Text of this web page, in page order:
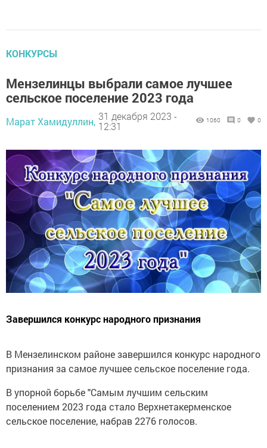
КОНКУРСЫ
Мензелинцы выбрали самое лучшее
сельское поселение 2023 года
Марат Хамидуллин, 31 декабря 2023 -
12:31
1060 0 0
Завершился конкурс народного признания
В Мензелинском районе завершился конкурс народного
признания за самое лучшее сельское поселение года.
В упорной борьбе "Самым лучшим сельским
поселением 2023 года стало Верхнетакерменское
сельское поселение, набрав 2276 голосов.